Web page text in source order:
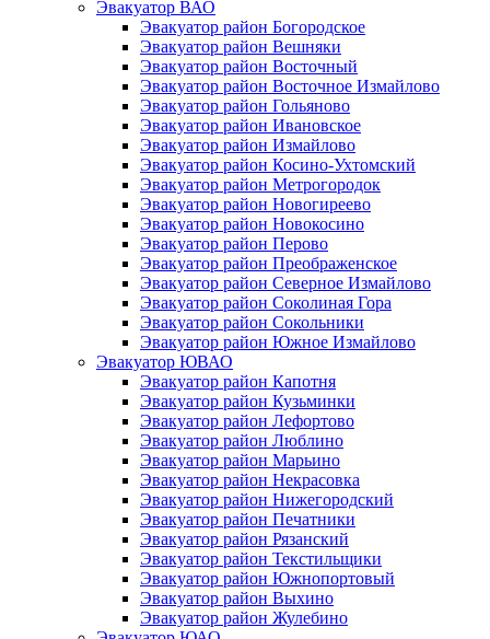
Эвакуатор ВАО
Эвакуатор район Богородское
Эвакуатор район Вешняки
Эвакуатор район Восточный
Эвакуатор район Восточное Измайлово
Эвакуатор район Гольяново
Эвакуатор район Ивановское
Эвакуатор район Измайлово
Эвакуатор район Косино-Ухтомский
Эвакуатор район Метрогородок
Эвакуатор район Новогиреево
Эвакуатор район Новокосино
Эвакуатор район Перово
Эвакуатор район Преображенское
Эвакуатор район Северное Измайлово
Эвакуатор район Соколиная Гора
Эвакуатор район Сокольники
Эвакуатор район Южное Измайлово
Эвакуатор ЮВАО
Эвакуатор район Капотня
Эвакуатор район Кузьминки
Эвакуатор район Лефортово
Эвакуатор район Люблино
Эвакуатор район Марьино
Эвакуатор район Некрасовка
Эвакуатор район Нижегородский
Эвакуатор район Печатники
Эвакуатор район Рязанский
Эвакуатор район Текстильщики
Эвакуатор район Южнопортовый
Эвакуатор район Выхино
Эвакуатор район Жулебино